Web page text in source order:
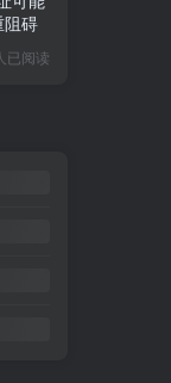
阻碍
已阅读